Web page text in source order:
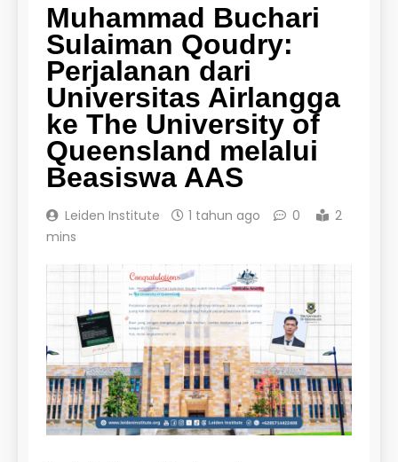
Muhammad Buchari
Sulaiman Qoudry:
Perjalanan dari
Universitas Airlangga
ke The University of
Queensland melalui
Beasiswa AAS
Leiden Institute 1 tahun ago 0
2
mins